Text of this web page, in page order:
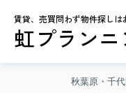
賃貸、売買問わず物件探しは
虹プラン
秋葉原・千